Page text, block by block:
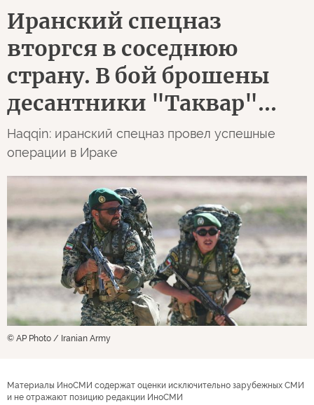
Иранский спецназ
вторгся в соседнюю
страну. В бой брошены
десантники "Таквар"...
Haqqin: иранский спецназ провел успешные
операции в Ираке
© AP Photo / Iranian Army
Материалы ИноСМИ содержат оценки исключительно зарубежных СМИ
и не отражают позицию редакции ИноСМИ